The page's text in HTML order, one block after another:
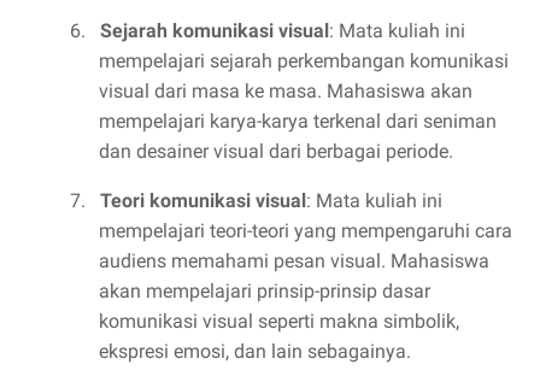
6. Sejarah komunikasi visual: Mata kuliah ini
mempelajari sejarah perkembangan komunikasi
visual dari masa ke masa. Mahasiswa akan
mempelajari karya-karya terkenal dari seniman
dan desainer visual dari berbagai periode.
7. Teori komunikasi visual: Mata kuliah ini
mempelajari teori-teori yang mempengaruhi cara
audiens memahami pesan visual. Mahasiswa
akan mempelajari prinsip-prinsip dasar
komunikasi visual seperti makna simbolik,
ekspresi emosi, dan lain sebagainya.